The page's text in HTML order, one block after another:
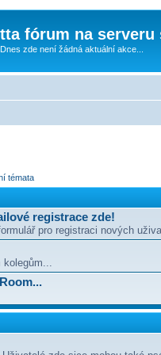
fórum na serveru
zde není žádná aktuální akce...
témata
registrace zde!
pro registraci nových
kolegům...